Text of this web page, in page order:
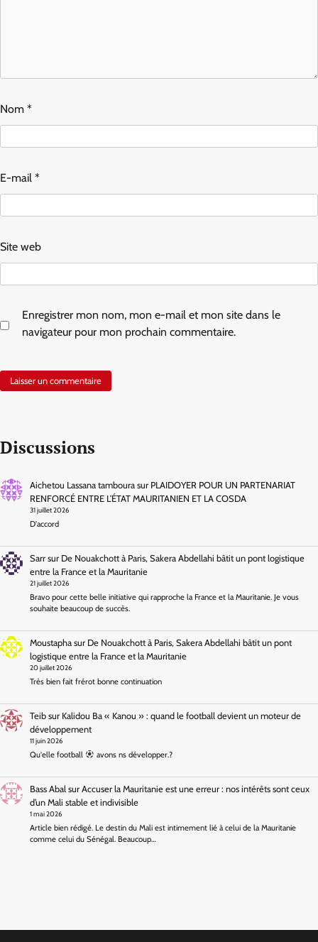
Nom *
E-mail *
Site web
Enregistrer mon nom, mon e-mail et mon site dans le
navigateur pour mon prochain commentaire.
Discussions
Aichetou Lassana tambourasur PLAIDOYER POUR UN PARTENARIAT
RENFORCÉ ENTRE L’ÉTAT MAURITANIEN ET LA COSDA
31 juillet 2026
D'accord
Sarrsur De Nouakchott à Paris, Sakera Abdellahi bâtit un pont logistique
entre la France et la Mauritanie
21 juillet 2026
Bravo pour cette belle initiative qui rapproche la France et la Mauritanie. Je vous
souhaite beaucoup de succès.
Moustaphasur De Nouakchott à Paris, Sakera Abdellahi bâtit un pont
logistique entre la France et la Mauritanie
20 juillet 2026
Très bien fait frérot bonne continuation
Teibsur Kalidou Ba « Kanou » : quand le football devient un moteur de
développement
11 juin 2026
Qu'elle football avons ns développer.?
Bass Abal sur Accuser la Mauritanie est une erreur : nos intérêts sont ceux
d’un Mali stable et indivisible
1 mai 2026
Article bien rédigé. Le destin du Mali est intimement lié à celui de la Mauritanie
comme celui du Sénégal. Beaucoup…